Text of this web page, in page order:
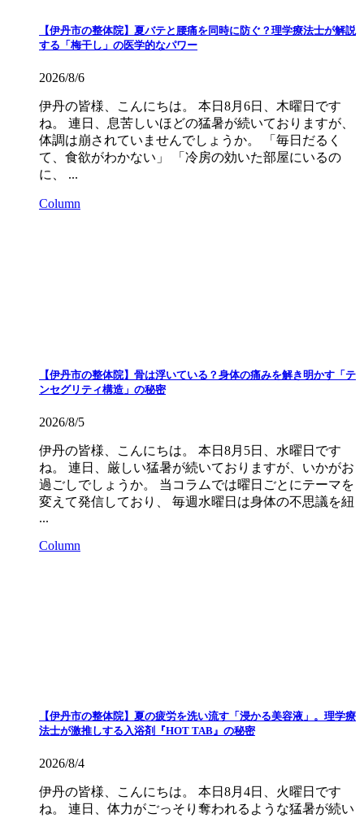
【伊丹市の整体院】夏バテと腰痛を同時に防ぐ？理学療法士が解説
する「梅干し」の医学的なパワー
2026/8/6
伊丹の皆様、こんにちは。 本日8月6日、木曜日です
ね。 連日、息苦しいほどの猛暑が続いておりますが、
体調は崩されていませんでしょうか。 「毎日だるく
て、食欲がわかない」 「冷房の効いた部屋にいるの
に、 ...
Column
【伊丹市の整体院】骨は浮いている？身体の痛みを解き明かす「テ
ンセグリティ構造」の秘密
2026/8/5
伊丹の皆様、こんにちは。 本日8月5日、水曜日です
ね。 連日、厳しい猛暑が続いておりますが、いかがお
過ごしでしょうか。 当コラムでは曜日ごとにテーマを
変えて発信しており、 毎週水曜日は身体の不思議を紐
...
Column
【伊丹市の整体院】夏の疲労を洗い流す「浸かる美容液」。理学療
法士が激推しする入浴剤『HOT TAB』の秘密
2026/8/4
伊丹の皆様、こんにちは。 本日8月4日、火曜日です
ね。 連日、体力がごっそり奪われるような猛暑が続い